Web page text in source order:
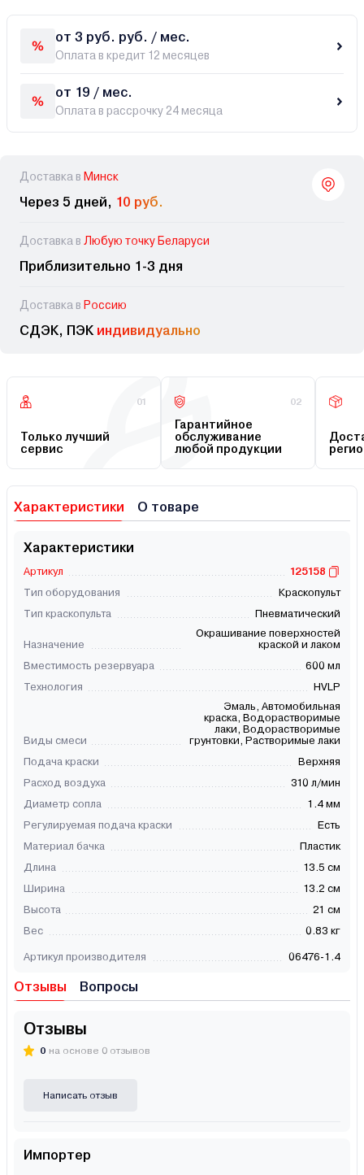
от 3 руб. руб. / мес.
Оплата в кредит 12 месяцев
от 19 / мес.
Оплата в рассрочку 24 месяца
Доставка в Минск
Через 5 дней, 10 руб.
Доставка в Любую точку Беларуси
Приблизительно 1-3 дня
Доставка в Россию
СДЭК, ПЭК индивидуально
01
Только лучший
сервис
02
Гарантийное
обслуживание
любой продукции
Характеристики О товаре
Характеристики
Артикул
125158
Тип оборудования
Краскопульт
Тип краскопульта
Пневматический
Назначение
Окрашивание поверхностей
краской и лаком
Вместимость резервуара
600 мл
Технология
HVLP
Виды смеси
Эмаль, Автомобильная
краска, Водорастворимые
лаки, Водорастворимые
грунтовки, Растворимые лаки
Подача краски
Верхняя
Расход воздуха
310 л/мин
Диаметр сопла
1.4 мм
Регулируемая подача краски
Есть
Материал бачка
Пластик
Длина
13.5 см
Ширина
13.2 см
Высота
21 см
Вес
0.83 кг
Артикул производителя 06476-1.4
Отзывы Вопросы
Отзывы
0 на основе 0 отзывов
Написать отзыв
Импортер